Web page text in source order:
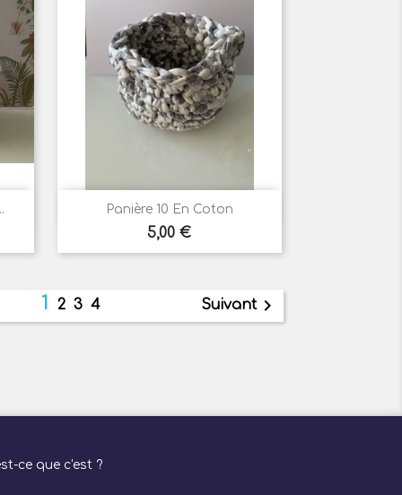
Panière 10 En Coton
Prix
5,00 €
Aperçu rapide
1 2 3 4 Suivant
ce que c'est ?